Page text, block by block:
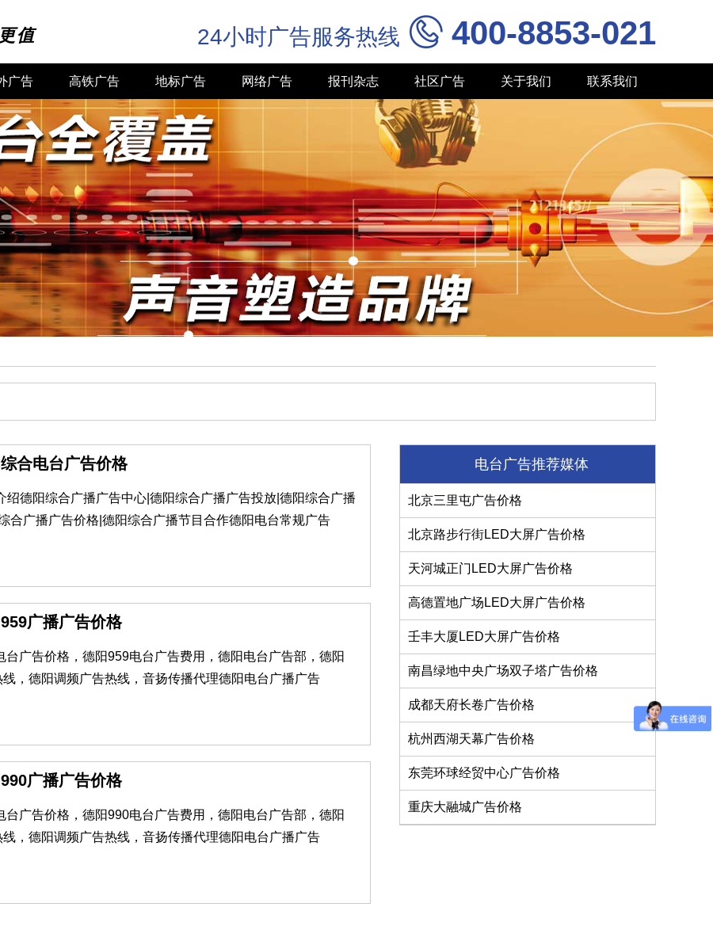
值 24小时广告服务热线  400-8853-021
广告 高铁广告 地标广告 网络广告 报刊杂志 社区广告 关于我们 联系我们
合电台广告价格
绍德阳综合广播广告中心|德阳综合广播广告投放|德阳综合广播
合广播广告价格|德阳综合广播节目合作德阳电台常规广告
广播广告价格
台广告价格，德阳959电台广告费用，德阳电台广告部，德阳
，德阳调频广告热线，音扬传播代理德阳电台广播广告
广播广告价格
台广告价格，德阳990电台广告费用，德阳电台广告部，德阳
，德阳调频广告热线，音扬传播代理德阳电台广播广告
电台广告推荐媒体
北京三里屯广告价格
北京路步行街LED大屏广告价格
天河城正门LED大屏广告价格
高德置地广场LED大屏广告价格
壬丰大厦LED大屏广告价格
南昌绿地中央广场双子塔广告价格
成都天府长卷广告价格
杭州西湖天幕广告价格
东莞环球经贸中心广告价格
重庆大融城广告价格